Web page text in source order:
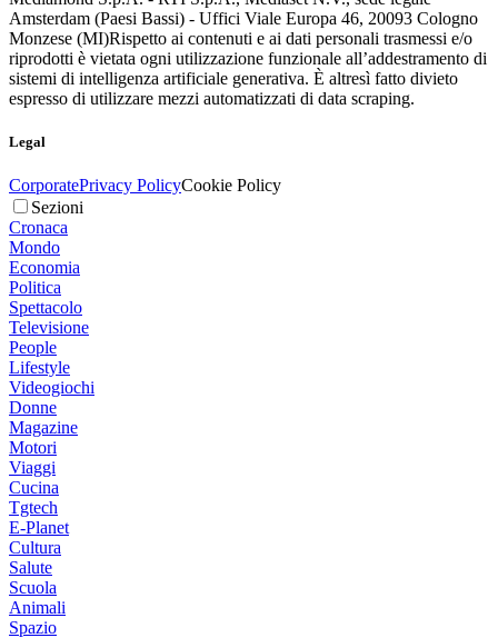
Amsterdam (Paesi Bassi) - Uffici Viale Europa 46, 20093 Cologno
Monzese (MI)Rispetto ai contenuti e ai dati personali trasmessi e/o
riprodotti è vietata ogni utilizzazione funzionale all’addestramento di
sistemi di intelligenza artificiale generativa. È altresì fatto divieto
espresso di utilizzare mezzi automatizzati di data scraping.
Legal
CorporatePrivacy PolicyCookie Policy
Sezioni
Cronaca
Mondo
Economia
Politica
Spettacolo
Televisione
People
Lifestyle
Videogiochi
Donne
Magazine
Motori
Viaggi
Cucina
Tgtech
E-Planet
Cultura
Salute
Scuola
Animali
Spazio